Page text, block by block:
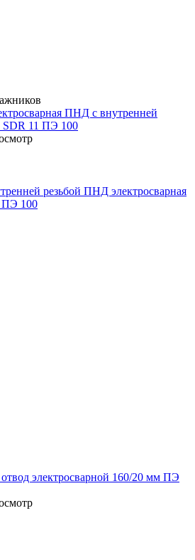
резьбой ПНД электросварная
ПЭ 100